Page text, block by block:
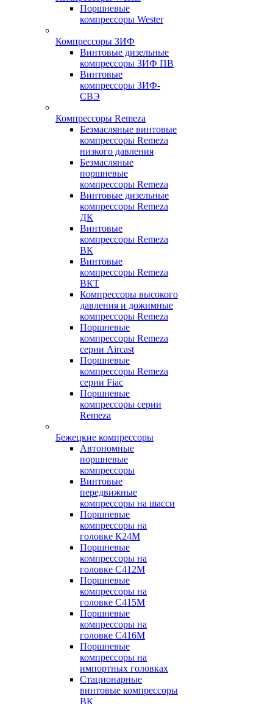
Поршневые
компрессоры Wester
Компрессоры ЗИФ
Винтовые дизельные
компрессоры ЗИФ ПВ
Винтовые
компрессоры ЗИФ-
СВЭ
Компрессоры Remeza
Безмасляные винтовые
компрессоры Remeza
низкого давления
Безмасляные
поршневые
компрессоры Remeza
Винтовые дизельные
компрессоры Remeza
ДК
Винтовые
компрессоры Remeza
ВК
Винтовые
компрессоры Remeza
ВКТ
Компрессоры высокого
давления и дожимные
компрессоры Remeza
Поршневые
компрессоры Remeza
серии Aircast
Поршневые
компрессоры Remeza
серии Fiac
Поршневые
компрессоры серии
Remeza
Бежецкие компрессоры
Автономные
поршневые
компрессоры
Винтовые
передвижные
компрессоры на шасси
Поршневые
компрессоры на
головке К24М
Поршневые
компрессоры на
головке С412М
Поршневые
компрессоры на
головке С415М
Поршневые
компрессоры на
головке С416М
Поршневые
компрессоры на
импортных головках
Стационарные
винтовые компрессоры
ВК